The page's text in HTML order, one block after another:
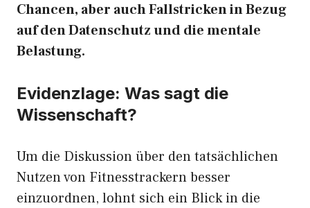
Chancen, aber auch Fallstricken in Bezug
auf den Datenschutz und die mentale
Belastung.
Evidenzlage: Was sagt die
Wissenschaft?
Um die Diskussion über den tatsächlichen
Nutzen von Fitnesstrackern besser
einzuordnen, lohnt sich ein Blick in die